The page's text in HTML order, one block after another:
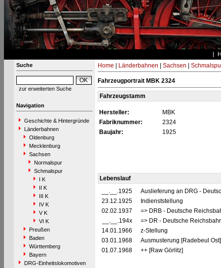
Suche
zur erweiterten Suche
Navigation
Geschichte & Hintergründe
Länderbahnen
Oldenburg
Mecklenburg
Sachsen
Normalspur
Schmalspur
I K
II K
III K
IV K
V K
VI K
Preußen
Baden
Württemberg
Bayern
DRG-Einheitslokomotiven
Home Länderbahnen Sachsen
Fahrzeugportrait MBK 2324
Fahrzeugstamm
Hersteller:
MBK
Fabriknummer:
2324
Baujahr:
1925
Lebenslauf
__.__.1925
Auslieferung an DRG -
23.12.1925
Indienststellung
02.02.1937
=> DRB - Deutsche
__.__.194x
=> DR - Deutsche
14.01.1966
z-Stellung
03.01.1968
Ausmusterung [Radebeul Ost]
01.07.1968
++ [Raw Görlitz]